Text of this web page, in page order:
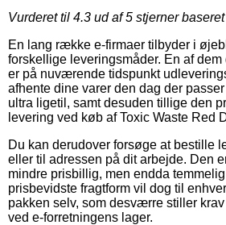
Vurderet til 4.3 ud af 5 stjerner
En lang række e-firmaer tilbyder i
forskellige leveringsmåder. En af
er på nuværende tidspunkt
afhente dine varer den dag der
ultra ligetil, samt desuden tillige den
levering ved køb af Toxic Waste Red
Du kan derudover forsøge at bestille
eller til adressen på dit arbejde. Den
mindre prisbillig, men endda
prisbevidste fragtform vil dog til
pakken selv, som desværre stiller
ved e-forretningens lager.